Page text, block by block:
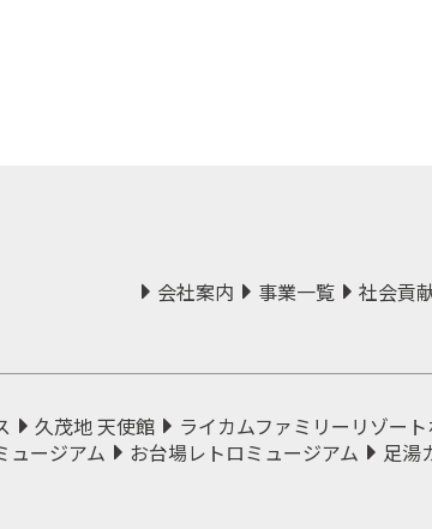
会社案内 事業一覧 社会貢
久茂地 天使館 ライカムファミリーリゾー
ュージアム
お台場レトロミュージアム 足湯